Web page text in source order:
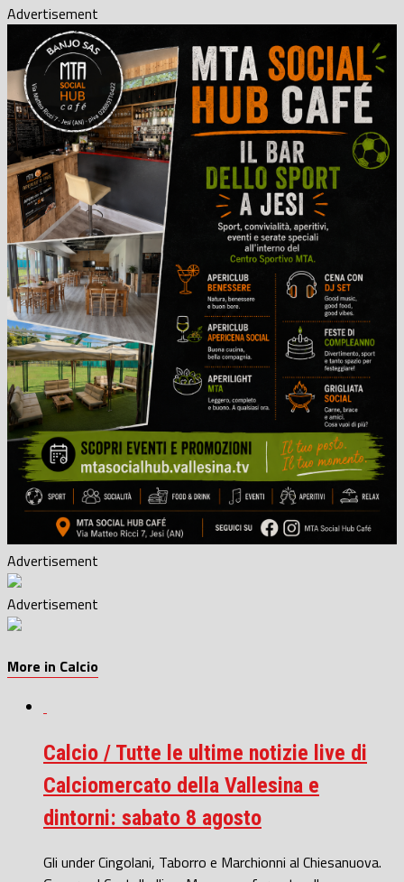
Advertisement
Advertisement
Advertisement
More in Calcio
Calcio / Tutte le ultime notizie live di
Calciomercato della Vallesina e
dintorni: sabato 8 agosto
Gli under Cingolani, Taborro e Marchionni al Chiesanuova.